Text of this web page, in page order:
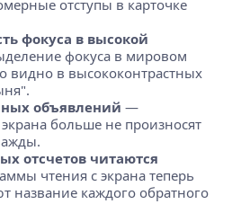
отступы в карточке
фокуса в высокой
фокуса в мировом
видно в высококонтрастных
объявлений —
больше не произносят
отсчетов читаются
чтения с экрана теперь
название каждого обратного